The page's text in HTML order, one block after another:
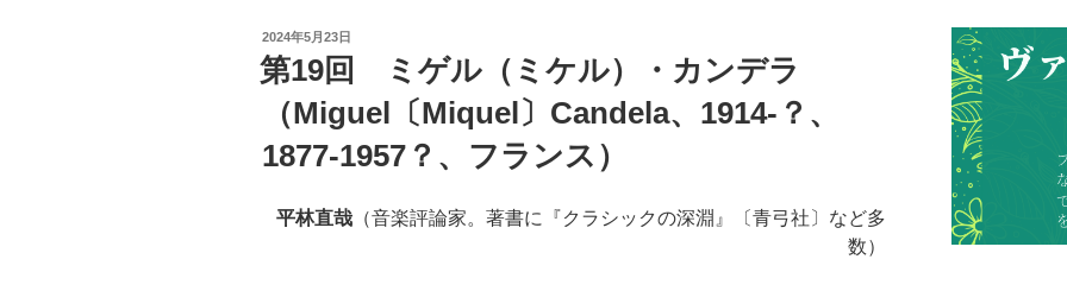
投
稿
日:
2024年5月23日
第19回 ミゲル（ミケル）・カンデラ
（Miguel〔Miquel〕Candela、1914-？、
1877-1957？、フランス）
平林直哉 （音楽評論家。著書に『クラシックの深淵』〔青弓社〕など多
数）